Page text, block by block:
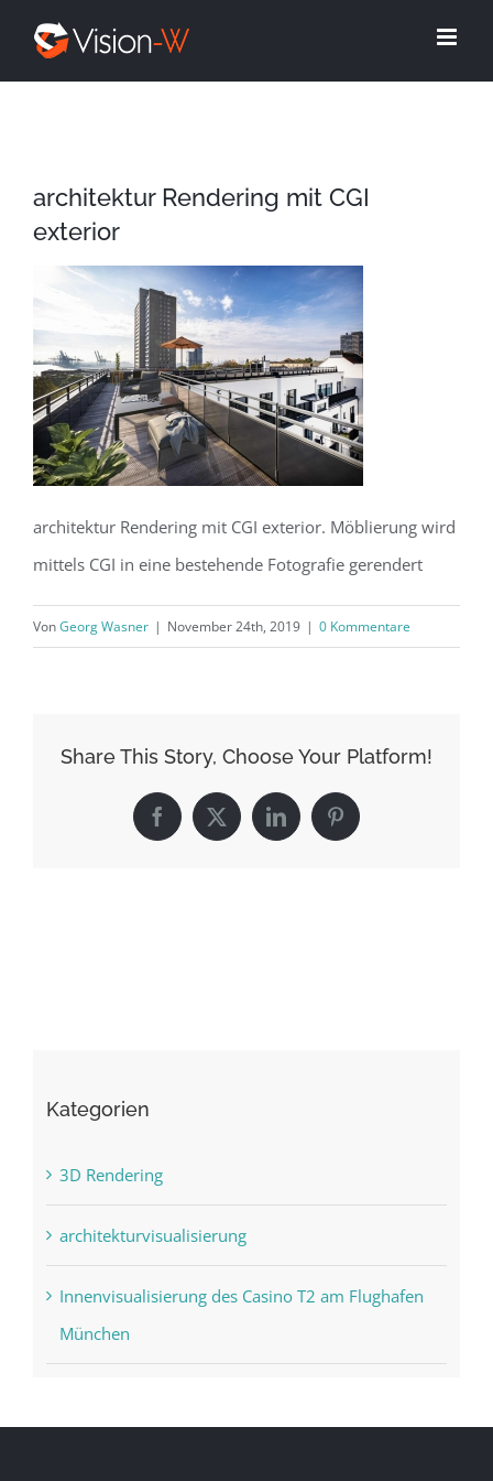
architektur Rendering mit CGI
exterior
architektur Rendering mit CGI exterior. Möblierung wird
mittels CGI in eine bestehende Fotografie gerendert
VonGeorg Wasner | November 24th, 2019 | 0 Kommentare
Share This Story, Choose Your Platform!
Facebook
X LinkedInPinterest
Kategorien
3D Rendering
architekturvisualisierung
Innenvisualisierung des Casino T2 am Flughafen
München